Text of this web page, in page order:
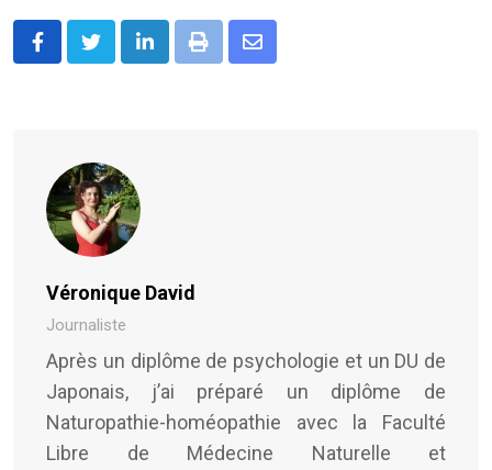
LinkedInPrint
Share
Véronique David
Journaliste
Après un diplôme de psychologie et un DU de
Japonais, j’ai préparé un diplôme de
Naturopathie-homéopathie avec la Faculté
Libre de Médecine Naturelle et